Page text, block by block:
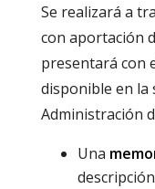
Se realizará a
con aportación
presentará con
disponible en la
Administración
Una